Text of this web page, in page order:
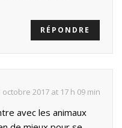
RÉPONDRE
octobre 2017 at 17 h 09 min
avec les animaux